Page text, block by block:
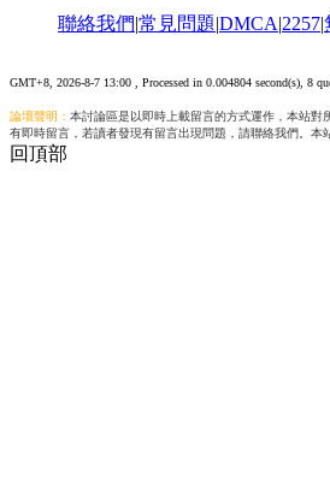
聯絡我們|常見問題|DMCA|2257|
GMT+8, 2026-8-7 13:00 , Processed in 0.004804 second(s), 8
論壇聲明： 本討論區是以即時上載留言的方式運作，本站
有即時留言，若讀者發現有留言出現問題，請聯絡我們。
回頂部